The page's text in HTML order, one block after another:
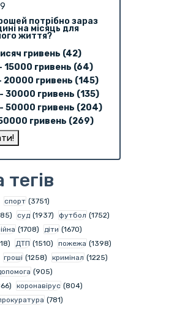
потрібно зараз
на місяць для
життя?
гривень (42)
15000 гривень (64)
20000 гривень (145)
30000 гривень (135)
50000 гривень (204)
гривень (269)
спорт (3751)
суд (1937) футбол (1752)
(1708) діти (1670)
ДТП (1510) пожежа (1398)
гроші (1258) кримінал (1225)
(905)
коронавірус (804)
(781)